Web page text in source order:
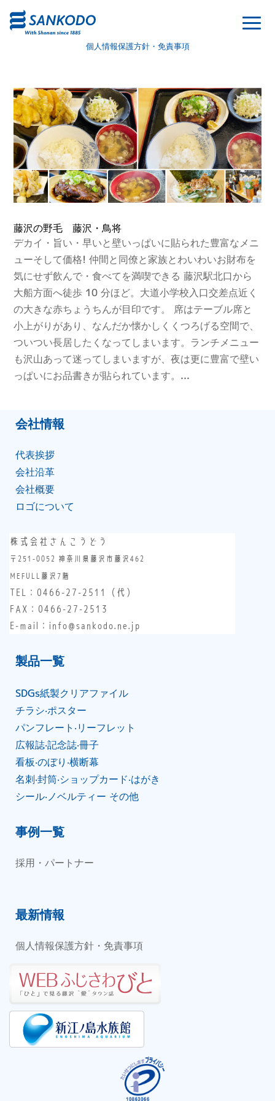
個人情報保護方針・免責事項
藤沢の野毛 藤沢・鳥将
デカイ・旨い・早いと壁いっぱいに貼られた豊富なメニ
ューそして価格! 仲間と同僚と家族とわいわいお財布を
気にせず飲んで・食べてを満喫できる 藤沢駅北口から
大船方面へ徒歩 10 分ほど。大道小学校入口交差点近く
の大きな赤ちょうちんが目印です。 席はテーブル席と
小上がりがあり、なんだか懐かしくくつろげる空間で、
ついつい長居したくなってしまいます。ランチメニュー
も沢山あって迷ってしまいますが、夜は更に豊富で壁い
っぱいにお品書きが貼られています。...
会社情報
代表挨拶
会社沿⾰
会社概要
ロゴについて
株式会社さんこうどう
〒251-0052 神奈川県藤沢市藤沢462
MEFULL藤沢7階
TEL： 0466-27-2511
（代）
FAX：0466-27-2513
E-mail：info@sankodo.ne.jp
製品⼀覧
SDGs紙製クリアファイル
チラシ‧ポスター
パンフレート‧リーフレット
広報誌‧記念誌‧冊⼦
看板‧のぼり‧横断幕
名刺‧封筒‧ショップカード‧はがき
シール‧ノベルティー その他
事例一覧
採用・パートナー
最新情報
個人情報保護方針・免責事項